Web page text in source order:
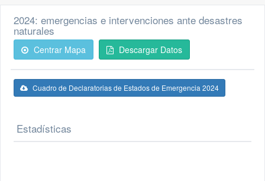
2024: emergencias e intervenciones ante desastres
naturales
Centrar Mapa Descargar Datos
Cuadro de Declaratorias de Estados de Emergencia 2024
Estadísticas